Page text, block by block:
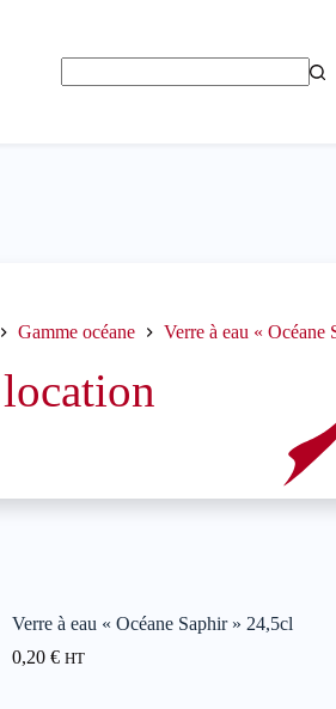
Gamme océane Verre à eau « Océane
Verre à eau « Océane Saphir » 24,5cl
0,20 € HT